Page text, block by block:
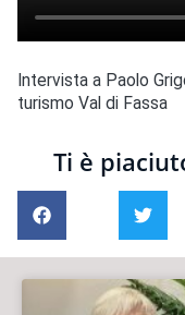
Intervista a Paolo
turismo Val di Fassa
Ti è